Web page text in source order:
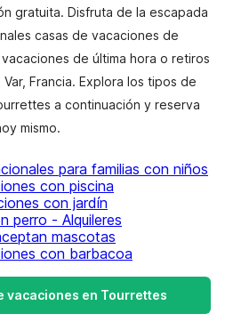
gratuita. Disfruta de la escapada
casas de vacaciones de
de última hora o retiros
Francia. Explora los tipos de
a continuación y reserva
mismo.
para familias con niños
con piscina
con jardín
perro - Alquileres
mascotas
con barbacoa
vacaciones en Tourrettes